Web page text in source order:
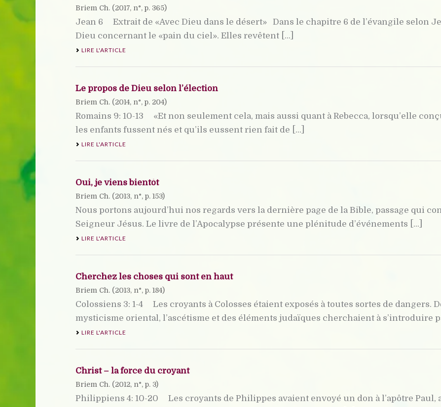
Briem Ch. (2017, n°, p. 365)
Jean 6 Extrait de «Avec Dieu dans le désert» Dans le chapitre 6 de l’évangile selon
Dieu concernant le «pain du ciel». Elles revêtent [...]
LIRE L'ARTICLE
Le propos de Dieu selon l’élection
Briem Ch. (2014, n°, p. 204)
Romains 9: 10-13 «Et non seulement cela, mais aussi quant à Rebecca, lorsqu’elle
les enfants fussent nés et qu’ils eussent rien fait de [...]
LIRE L'ARTICLE
Oui, je viens bientôt
Briem Ch. (2013, n°, p. 153)
Nous portons aujourd’hui nos regards vers la dernière page de la Bible, passage qui
Seigneur Jésus. Le livre de l’Apocalypse présente une plénitude d’événements [...]
LIRE L'ARTICLE
Cherchez les choses qui sont en haut
Briem Ch. (2013, n°, p. 184)
Colossiens 3: 1-4 Les croyants à Colosses étaient exposés à toutes sortes de dangers.
mysticisme oriental, l’ascétisme et des éléments judaïques cherchaient à s’introduire
LIRE L'ARTICLE
Christ – la force du croyant
Briem Ch. (2012, n°, p. 3)
Philippiens 4: 10-20 Les croyants de Philippes avaient envoyé un don à l’apôtre Paul,